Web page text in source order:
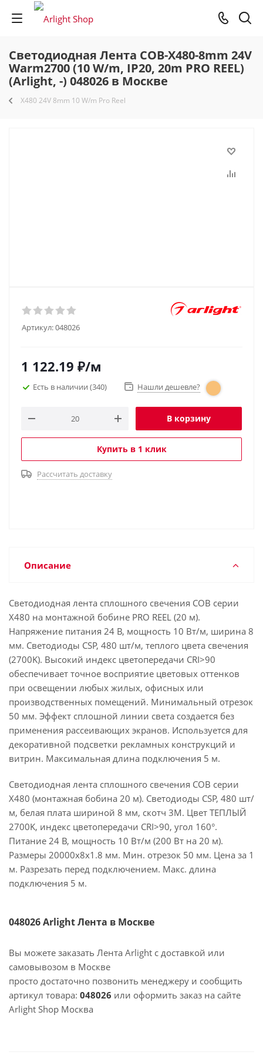
Светодиодная Лента COB-X480-8mm 24V
Warm2700 (10 W/m, IP20, 20m PRO REEL)
(Arlight, -) 048026 в Москве
X480 24V 8mm 10 W/m Pro Reel
Артикул:048026
1 122.19 ₽/м
Есть в наличии (340) Нашли дешевле?
В корзину
Купить в 1 клик
Рассчитать доставку
Описание
Светодиодная лента сплошного свечения COB серии
X480 на монтажной бобине PRO REEL (20 м).
Напряжение питания 24 В, мощность 10 Вт/м, ширина 8
мм. Светодиоды CSP, 480 шт/м, теплого цвета свечения
(2700K). Высокий индекс цветопередачи CRI>90
обеспечивает точное восприятие цветовых оттенков
при освещении любых жилых, офисных или
производственных помещений. Минимальный отрезок
50 мм. Эффект сплошной линии света создается без
применения рассеивающих экранов. Используется для
декоративной подсветки рекламных конструкций и
витрин. Максимальная длина подключения 5 м.
Светодиодная лента сплошного свечения COB серии
X480 (монтажная бобина 20 м). Светодиоды CSP, 480 шт/
м, белая плата шириной 8 мм, скотч 3M. Цвет ТЕПЛЫЙ
2700K, индекс цветопередачи CRI>90, угол 160°.
Питание 24 В, мощность 10 Вт/м (200 Вт на 20 м).
Размеры 20000х8х1.8 мм. Мин. отрезок 50 мм. Цена за 1
м. Разрезать перед подключением. Макс. длина
подключения 5 м.
048026 Arlight Лента в Москве
Вы можете заказать Лента Arlight с доставкой или
самовывозом в Москве
просто достаточно позвонить менеджеру и сообщить
артикул товара: 048026 или оформить заказ на сайте
Arlight Shop Москва